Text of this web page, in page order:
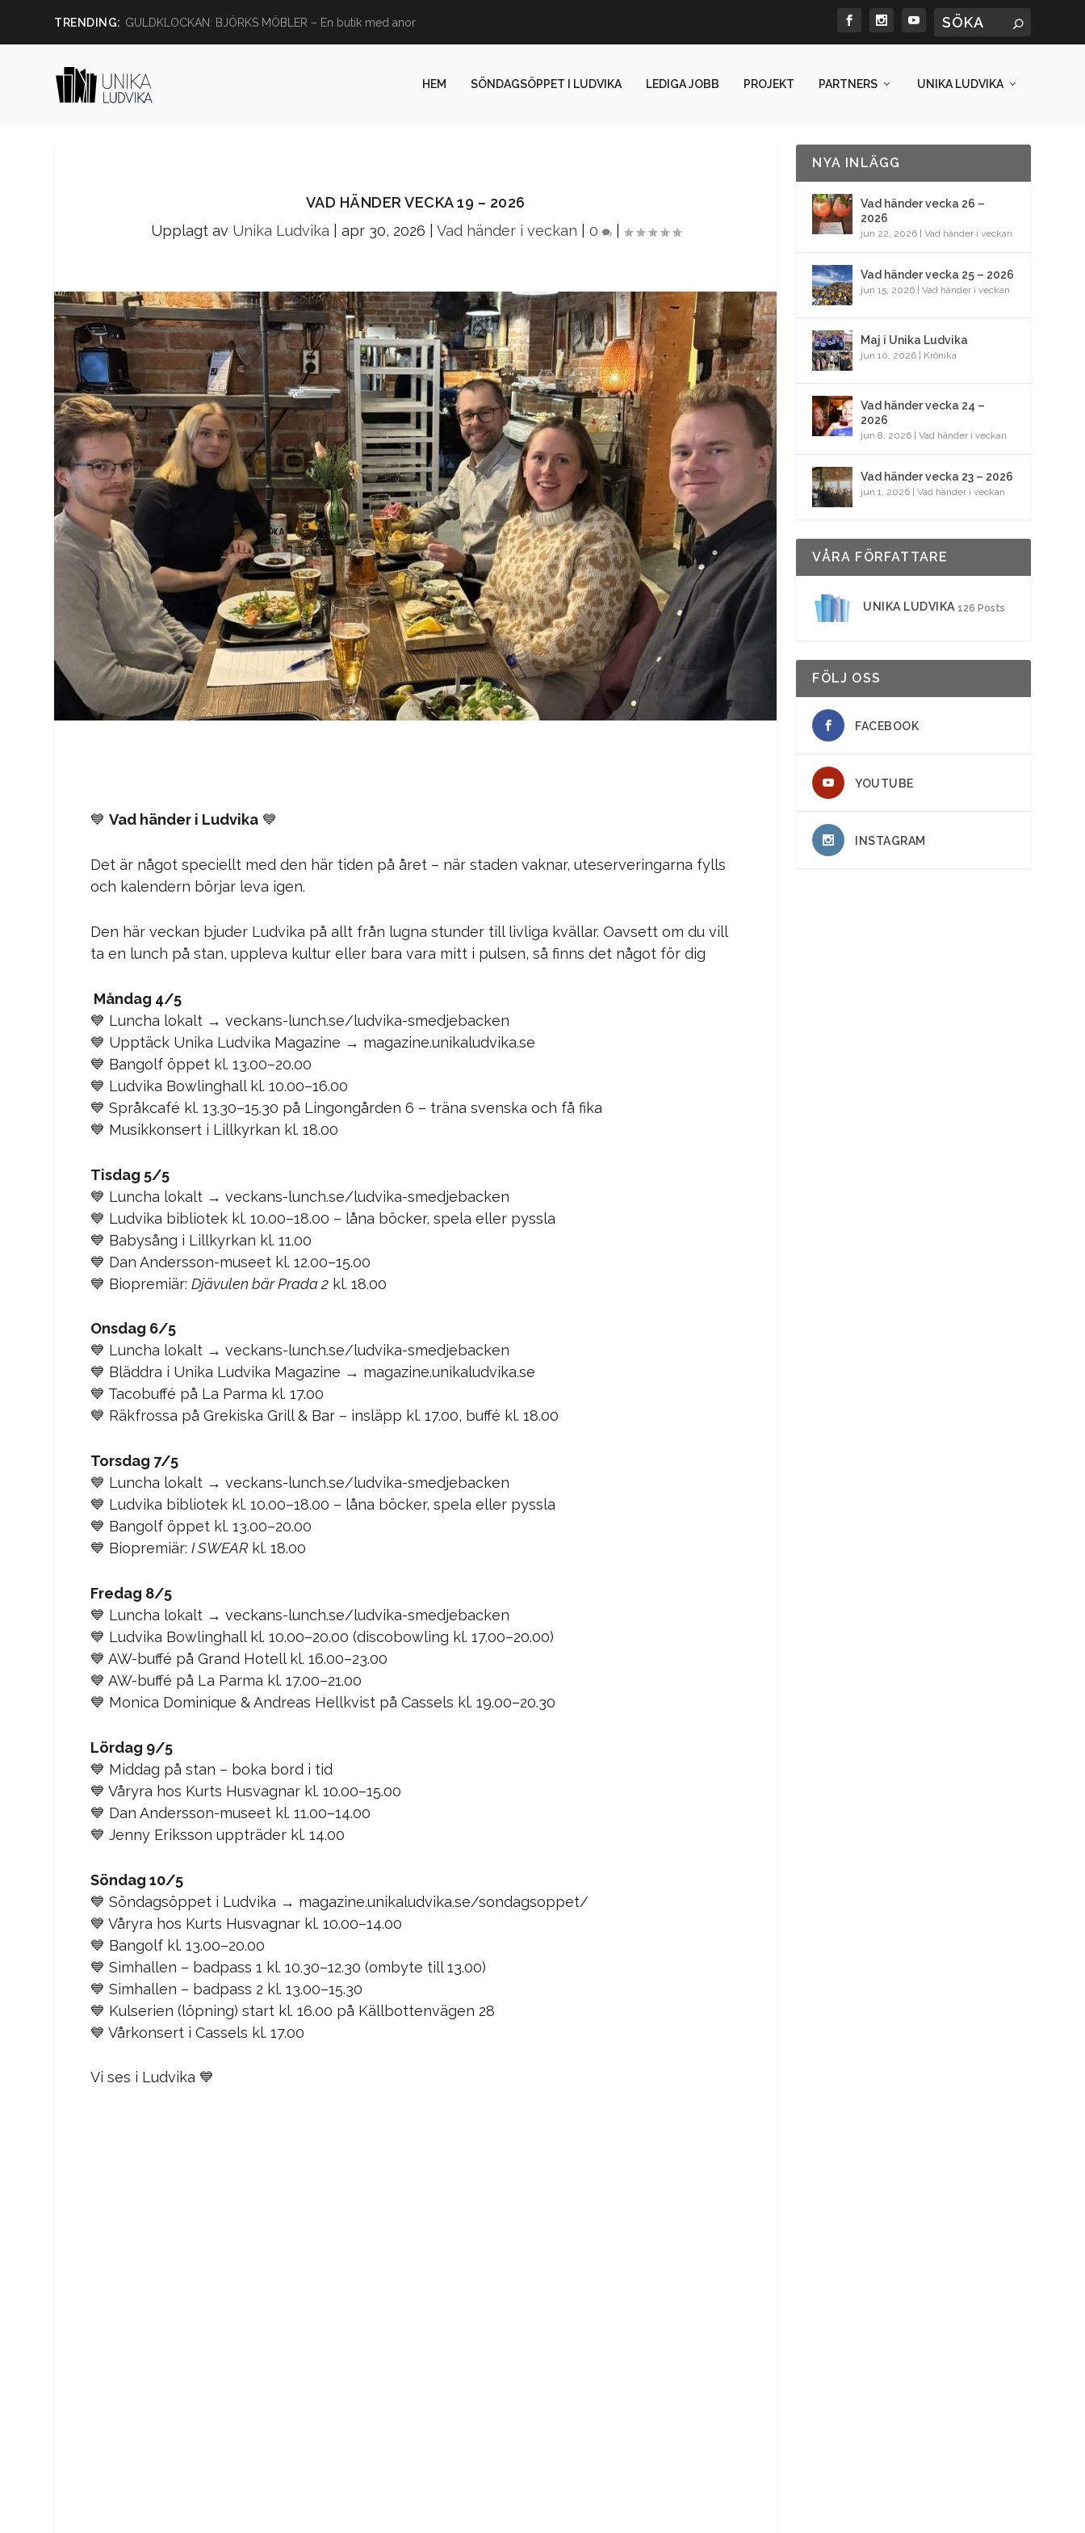
TRENDING: GULDKLOCKAN: BJÖRKS MÖBLER – En butik med anor
HEM SÖNDAGSÖPPET I LUDVIKA LEDIGA JOBB PROJEKT PARTNERS UNIKA LUDVIKA
VAD HÄNDER VECKA 19 – 2026
Upplagt av Unika Ludvika apr 30, 2026 Vad händer i veckan 0 |
💙 Vad händer i Ludvika💙
Det är något speciellt med den här tiden på året – när staden vaknar, uteserveringarna fylls
och kalendern börjar leva igen.
Den här veckan bjuder Ludvika på allt från lugna stunder till livliga kvällar. Oavsett om du vill
ta en lunch på stan, uppleva kultur eller bara vara mitt i pulsen, så finns det något för dig
Måndag 4/5
💙 Luncha lokalt → veckans-lunch.se/ludvika-smedjebacken
💙 Upptäck Unika Ludvika Magazine → magazine.unikaludvika.se
💙 Bangolf öppet kl. 13.00–20.00
💙 Ludvika Bowlinghall kl. 10.00–16.00
💙 Språkcafé kl. 13.30–15.30 på Lingongården 6 – träna svenska och få fika
💙 Musikkonsert i Lillkyrkan kl. 18.00
Tisdag 5/5
💙 Luncha lokalt → veckans-lunch.se/ludvika-smedjebacken
💙 Ludvika bibliotek kl. 10.00–18.00 – låna böcker, spela eller pyssla
💙 Babysång i Lillkyrkan kl. 11.00
💙 Dan Andersson-museet kl. 12.00–15.00
💙 Biopremiär: Djävulen bär Prada 2kl. 18.00
Onsdag 6/5
💙 Luncha lokalt → veckans-lunch.se/ludvika-smedjebacken
💙 Bläddra i Unika Ludvika Magazine → magazine.unikaludvika.se
💙 Tacobuffé på La Parma kl. 17.00
💙 Räkfrossa på Grekiska Grill & Bar – insläpp kl. 17.00, buffé kl. 18.00
Torsdag 7/5
💙 Luncha lokalt → veckans-lunch.se/ludvika-smedjebacken
💙 Ludvika bibliotek kl. 10.00–18.00 – låna böcker, spela eller pyssla
💙 Bangolf öppet kl. 13.00–20.00
💙 Biopremiär: I SWEARkl. 18.00
Fredag 8/5
💙 Luncha lokalt → veckans-lunch.se/ludvika-smedjebacken
💙 Ludvika Bowlinghall kl. 10.00–20.00 (discobowling kl. 17.00–20.00)
💙 AW-buffé på Grand Hotell kl. 16.00–23.00
💙 AW-buffé på La Parma kl. 17.00–21.00
💙 Monica Dominique & Andreas Hellkvistpå Cassels kl. 19.00–20.30
Lördag 9/5
💙 Middag på stan – boka bord i tid
💙 Våryra hos Kurts Husvagnar kl. 10.00–15.00
💙 Dan Andersson-museet kl. 11.00–14.00
💙 Jenny Eriksson uppträder kl. 14.00
Söndag 10/5
💙 Söndagsöppet i Ludvika → magazine.unikaludvika.se/sondagsoppet/
💙 Våryra hos Kurts Husvagnar kl. 10.00–14.00
💙 Bangolf kl. 13.00–20.00
💙 Simhallen – badpass 1 kl. 10.30–12.30 (ombyte till 13.00)
💙 Simhallen – badpass 2 kl. 13.00–15.30
💙 Kulserien (löpning) start kl. 16.00 på Källbottenvägen 28
💙 Vårkonsert i Cassels kl. 17.00
Vi ses i Ludvika 💙
NYA INLÄGG
Vad händer vecka 26 –
2026
jun 22, 2026 |Vad händer i veckan
Vad händer vecka 25 – 2026
jun 15, 2026 |Vad händer i veckan
Maj i Unika Ludvika
jun 10, 2026 Krönika
Vad händer vecka 24 –
2026
jun 8, 2026 |Vad händer i veckan
Vad händer vecka 23 – 2026
jun 1, 2026 |Vad händer i veckan
VÅRA FÖRFATTARE
UNIKA LUDVIKA 126 Posts
FÖLJ OSS
FACEBOOK
YOUTUBE
INSTAGRAM